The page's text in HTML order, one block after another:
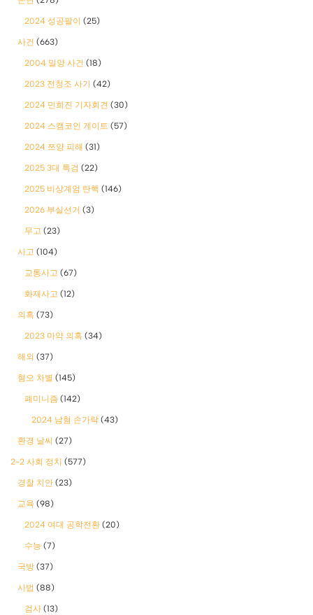
2024 성공팔이 (25)
사건 (663)
2004 밀양 사건 (18)
2023 전청조 사기 (42)
2024 민희진 기자회견 (30)
2024 스캠코인 게이트 (57)
2024 쯔양 피해 (31)
2025 3대 특검 (22)
2025 비상계엄 탄핵 (146)
2026 부실선거 (3)
무고 (23)
사고 (104)
교통사고 (67)
화재사고 (12)
의혹 (73)
2023 마약 의혹 (34)
해외 (37)
혐오 차별 (145)
폐미니즘 (142)
2024 남혐 손가락 (43)
환경 날씨 (27)
2-2 사회 정치 (577)
경찰 치안 (23)
교육 (98)
2024 여대 공학전환 (20)
수능 (7)
국방 (37)
사법 (88)
검사 (13)